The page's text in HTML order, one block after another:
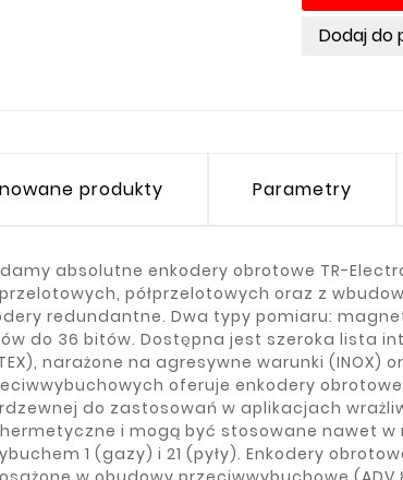
Dodaj do
produkty Parametry
absolutne enkodery obrotowe TR-
półprzelotowych oraz z
redundantne. Dwa typy pomiaru:
do 36 bitów. Dostępna jest szeroka lista
narażone na agresywne warunki (INOX)
oferuje enkodery
do zastosowań w aplikacjach
i mogą być stosowane nawet w
1 (gazy) i 21 (pyły). Enkodery